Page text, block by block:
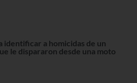
identificar a homicidas de un
le dispararon desde una moto